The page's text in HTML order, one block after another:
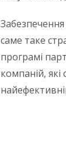
Забезпечення
саме таке
програмі
компаній,